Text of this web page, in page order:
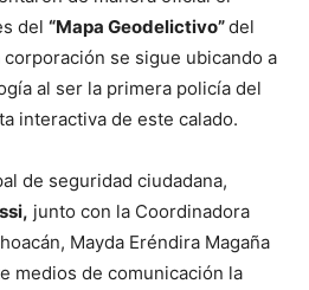
del “Mapa Geodelictivo”del
se sigue ubicando a
al ser la primera policía del
interactiva de este calado.
de seguridad ciudadana,
junto con la Coordinadora
Mayda Eréndira Magaña
medios de comunicación la